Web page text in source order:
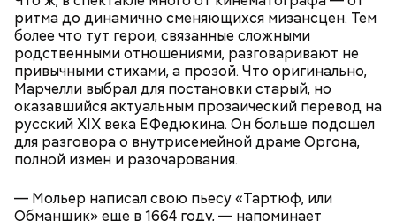
ритма до динамично сменяющихся мизансцен. Тем
более что тут герои, связанные сложными
родственными отношениями, разговаривают не
привычными стихами, а прозой. Что оригинально,
Марчелли выбрал для постановки старый, но
оказавшийся актуальным прозаический перевод на
русский XIX века Е.Федюкина. Он больше подошел
для разговора о внутрисемейной драме Оргона,
полной измен и разочарования.
— Мольер написал свою пьесу «Тартюф, или
Обманщик» еще в 1664 году, — напоминает
Как выбрать дыню